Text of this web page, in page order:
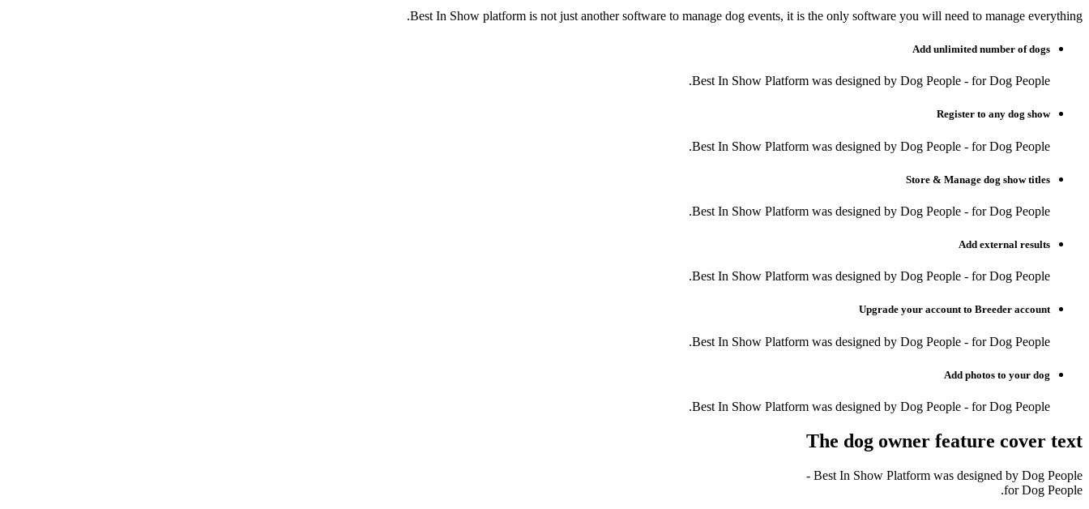
Best In Show platform is not just another software to manage dog events, it is the only software you will need to manage everything.
Add unlimited number of dogs
Best In Show Platform was designed by Dog People - for Dog People.
Register to any dog show
Best In Show Platform was designed by Dog People - for Dog People.
Store & Manage dog show titles
Best In Show Platform was designed by Dog People - for Dog People.
Add external results
Best In Show Platform was designed by Dog People - for Dog People.
Upgrade your account to Breeder account
Best In Show Platform was designed by Dog People - for Dog People.
Add photos to your dog
Best In Show Platform was designed by Dog People - for Dog People.
The dog owner feature cover text
Best In Show Platform was designed by Dog People -
for Dog People.